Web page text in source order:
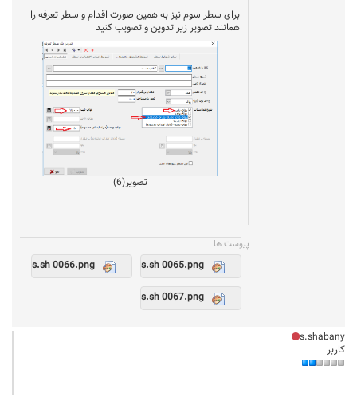
برای سطر سوم نیز به همین صورت اقدام و سطر تعرفه را
همانند تصویر زیر تدوین و تصویب کنید
تصویر(6)
پيوست ها
s.sh 0065.png
s.sh 0066.png
s.sh 0067.png
s.shabany
کاربر